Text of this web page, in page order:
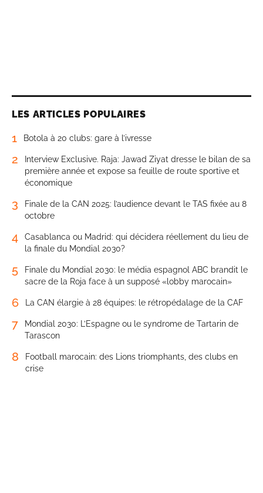
LES ARTICLES POPULAIRES
1 Botola à 20 clubs: gare à l’ivresse
2
Interview Exclusive. Raja: Jawad Ziyat dresse le bilan de sa
première année et expose sa feuille de route sportive et
économique
3
Finale de la CAN 2025: l’audience devant le TAS fixée au 8
octobre
4
Casablanca ou Madrid: qui décidera réellement du lieu de
la finale du Mondial 2030?
5
Finale du Mondial 2030: le média espagnol ABC brandit le
sacre de la Roja face à un supposé «lobby marocain»
6 La CAN élargie à 28 équipes: le rétropédalage de la CAF
7
Mondial 2030: L’Espagne ou le syndrome de Tartarin de
Tarascon
8
Football marocain: des Lions triomphants, des clubs en
crise